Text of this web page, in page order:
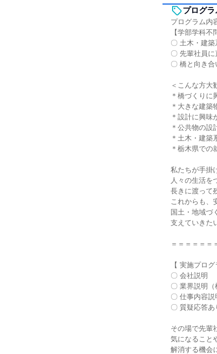
プログ
プログラム内
【学部学科
〇 土木・建築
〇 先輩社員に
〇 橋と向き合
＜こんな方大
＊橋づくりに
＊大きな建築
＊設計に興味
＊公共物の設
＊土木・建築
＊栃木県での
私たちが手掛
人々の生活を
長きに渡って
これからも、
国土・地域づ
支えていきた
＝＝＝＝＝＝
【 実施プログ
〇 会社説明
〇 業界説明（
〇 仕事内容説
〇 質疑応答あ
その場で先輩
気になること
解消する機会